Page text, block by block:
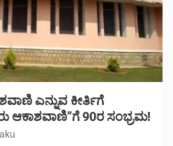
ಎನ್ನುವ ಕೀರ್ತಿಗೆ
ಆಕಾಶವಾಣಿ”ಗೆ 90ರ ಸಂಭ್ರಮ!